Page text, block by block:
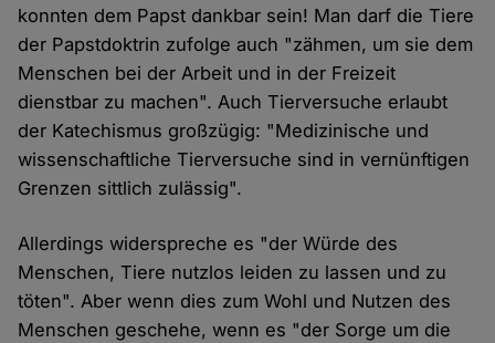
konnten dem Papst dankbar sein! Man darf die Tiere
der Papstdoktrin zufolge auch "zähmen, um sie dem
Menschen bei der Arbeit und in der Freizeit
dienstbar zu machen". Auch Tierversuche erlaubt
der Katechismus großzügig: "Medizinische und
wissenschaftliche Tierversuche sind in vernünftigen
Grenzen sittlich zulässig".
Allerdings widerspreche es "der Würde des
Menschen, Tiere nutzlos leiden zu lassen und zu
töten". Aber wenn dies zum Wohl und Nutzen des
Menschen geschehe, wenn es "der Sorge um die